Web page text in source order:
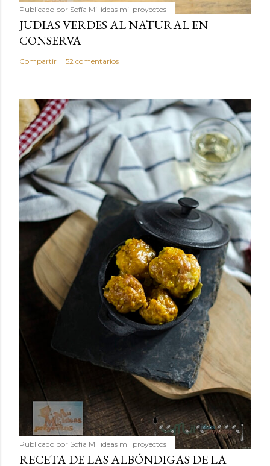
Publicado por Sofía Mil ideas mil proyectos
JUDIAS VERDES AL NATURAL EN
CONSERVA
Compartir 52 comentarios
Publicado por Sofía Mil ideas mil proyectos
RECETA DE LAS ALBÓNDIGAS DE LA